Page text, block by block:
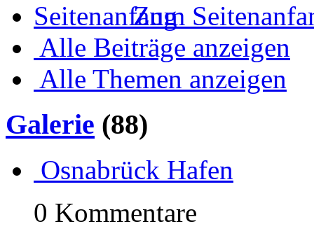
Zum
Alle Beiträge anzeigen
Alle Themen anzeigen
Galerie (88)
Osnabrück Hafen
0 Kommentare